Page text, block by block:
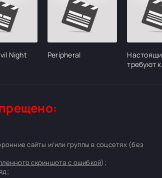
Night Peripheral
требуют
сайты и/или группы в соцсетях (без
скриншота с ошибкой);